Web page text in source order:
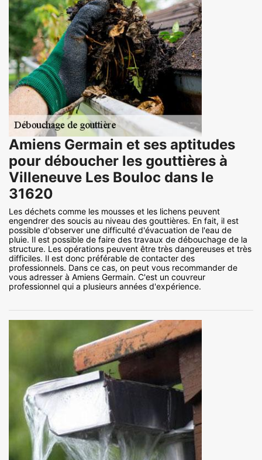
Amiens Germain et ses aptitudes
pour déboucher les gouttières à
Villeneuve Les Bouloc dans le
31620
Les déchets comme les mousses et les lichens peuvent
engendrer des soucis au niveau des gouttières. En fait, il est
possible d'observer une difficulté d'évacuation de l'eau de
pluie. Il est possible de faire des travaux de débouchage de la
structure. Les opérations peuvent être très dangereuses et très
difficiles. Il est donc préférable de contacter des
professionnels. Dans ce cas, on peut vous recommander de
vous adresser à Amiens Germain. C'est un couvreur
professionnel qui a plusieurs années d'expérience.